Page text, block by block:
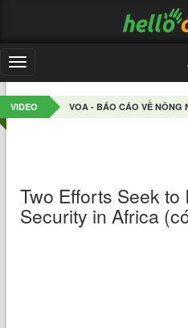
Toggle
navigation
VIDEO VOA - BÁO CÁO VỀ NÔNG
Two Efforts Seek
Security in Africa